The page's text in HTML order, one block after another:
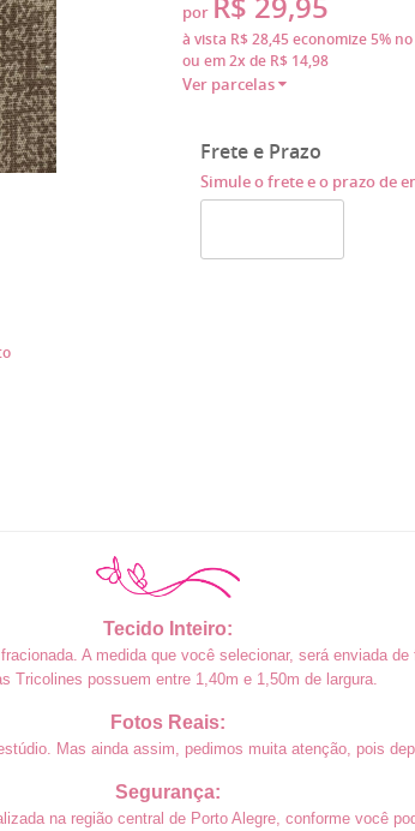
por
à vista R$ 28,45economize5% no
ou em2x de R$ 14,98
Ver parcelas
Frete e Prazo
Simule o frete e o prazo de
Tecido Inteiro:
A medida que você selecionar, será enviada de
Tricolines possuem entre 1,40m e 1,50m de largura.
Fotos Reais:
Mas ainda assim, pedimos muita atenção, pois
Segurança:
na região central de Porto Alegre, conforme você